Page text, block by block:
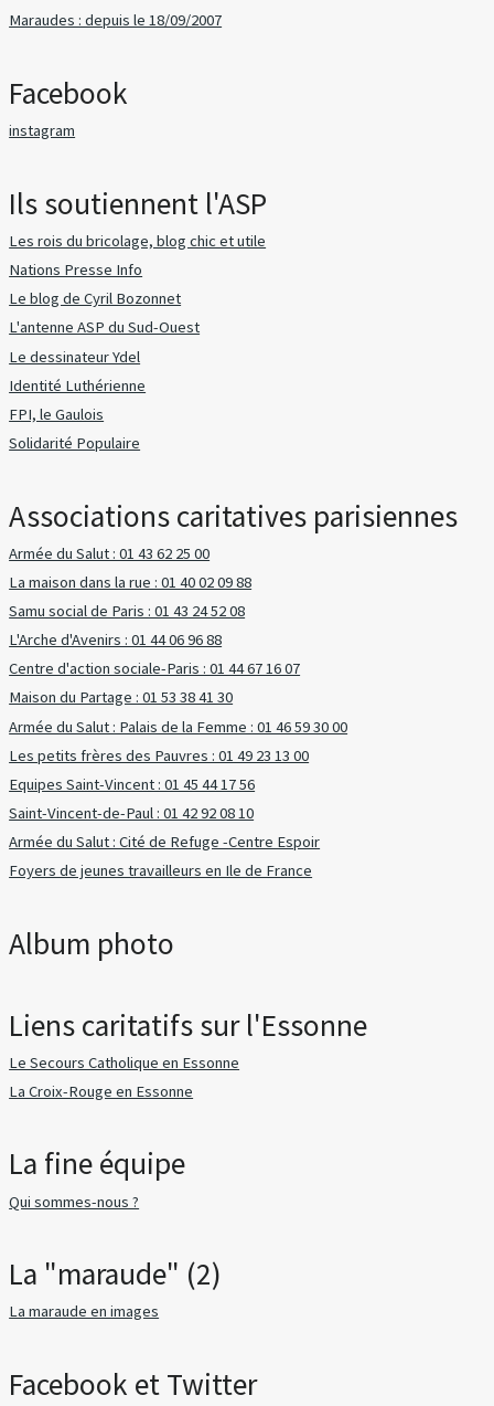
Maraudes : depuis le 18/09/2007
Facebook
instagram
Ils soutiennent l'ASP
Les rois du bricolage, blog chic et utile
Nations Presse Info
Le blog de Cyril Bozonnet
L'antenne ASP du Sud-Ouest
Le dessinateur Ydel
Identité Luthérienne
FPI, le Gaulois
Solidarité Populaire
Associations caritatives parisiennes
Armée du Salut : 01 43 62 25 00
La maison dans la rue : 01 40 02 09 88
Samu social de Paris : 01 43 24 52 08
L'Arche d'Avenirs : 01 44 06 96 88
Centre d'action sociale-Paris : 01 44 67 16 07
Maison du Partage : 01 53 38 41 30
Armée du Salut : Palais de la Femme : 01 46 59 30 00
Les petits frères des Pauvres : 01 49 23 13 00
Equipes Saint-Vincent : 01 45 44 17 56
Saint-Vincent-de-Paul : 01 42 92 08 10
Armée du Salut : Cité de Refuge -Centre Espoir
Foyers de jeunes travailleurs en Ile de France
Album photo
Liens caritatifs sur l'Essonne
Le Secours Catholique en Essonne
La Croix-Rouge en Essonne
La fine équipe
Qui sommes-nous ?
La "maraude" (2)
La maraude en images
Facebook et Twitter